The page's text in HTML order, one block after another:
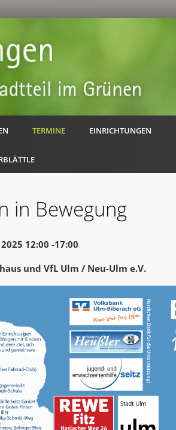
TERMINE EINRICHTUNGEN
in Bewegung
12:00 -17:00
und VfL Ulm / Neu-Ulm e.V.